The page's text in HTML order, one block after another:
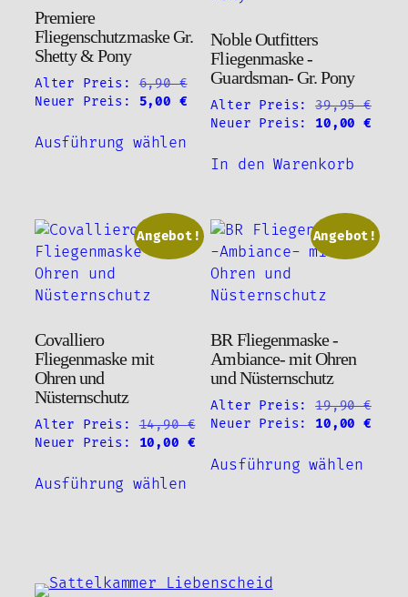
Premiere
Fliegenschutzmaske Gr.
Shetty & Pony
Alter Preis: 6,90€Ursprünglicher
Preis
war:
Neuer Preis: 5,00 €Aktueller
Preis
5,00 €.
Ausführung wählen
Dieses
Produkt
weist
Varianten
auf.
Die
Optionen
können
der
Produktseite
gewählt
werden
Noble Outfitters
Fliegenmaske -
Guardsman- Gr. Pony
Alter Preis: 39,95€
Ursprünglicher
war:
Neuer Preis: 10,00€
In den Warenkorb
Angebot!
Covalliero
Fliegenmaske mit
Ohren und
Nüsternschutz
Alter Preis: 14,90€
Ursprünglicher
war:
Neuer Preis: 10,00 €Aktueller
Preis
Ausführung wählen
Dieses
Produkt
auf.
Angebot!
BR Fliegenmaske -
Ambiance- mit Ohren
und Nüsternschutz
Alter Preis: 19,90€
Ursprünglicher
war:
Neuer Preis: 10,00€
Ausführung wählen